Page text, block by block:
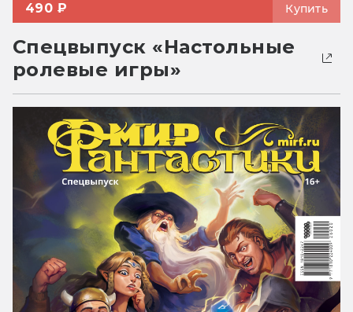
490 ₽ Купить
Спецвыпуск «Настольные
ролевые игры»